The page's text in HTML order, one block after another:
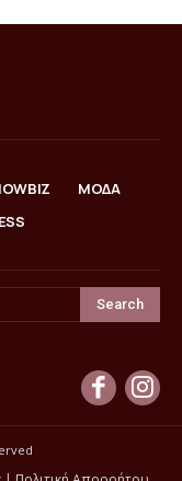
ΜΟΔΑ
Search